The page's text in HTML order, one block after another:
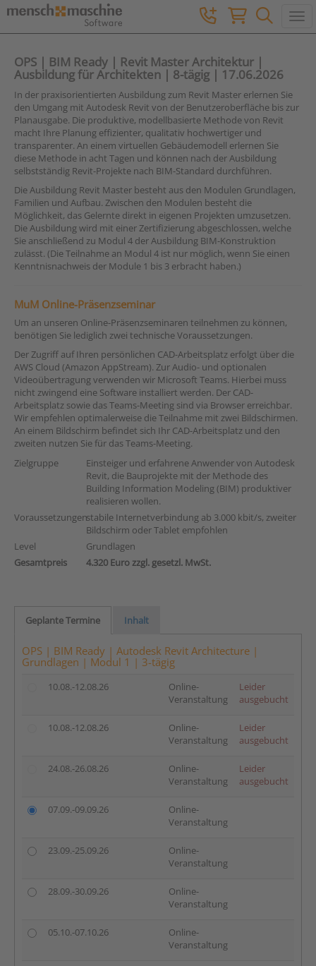
OPS | BIM Ready | Revit Master Architektur |
Ausbildung für Architekten | 8-tägig | 17.06.2026
In der praxisorientierten Ausbildung zum Revit Master erlernen Sie
den Umgang mit Autodesk Revit von der Benutzeroberfläche bis zur
Planausgabe. Die produktive, modellbasierte Methode von Revit
macht Ihre Planung effizienter, qualitativ hochwertiger und
transparenter. An einem virtuellen Gebäudemodell erlernen Sie
diese Methode in acht Tagen und können nach der Ausbildung
selbstständig Revit-Projekte nach BIM-Standard durchführen.
Die Ausbildung Revit Master besteht aus den Modulen Grundlagen,
Familien und Aufbau. Zwischen den Modulen besteht die
Möglichkeit, das Gelernte direkt in eigenen Projekten umzusetzen.
Die Ausbildung wird mit einer Zertifizierung abgeschlossen, welche
Sie anschließend zu Modul 4 der Ausbildung BIM-Konstruktion
zulässt. (Die Teilnahme an Modul 4 ist nur möglich, wenn Sie einen
Kenntnisnachweis der Module 1 bis 3 erbracht haben.)
MuM Online-Präsenzseminar
Um an unseren Online-Präsenzseminaren teilnehmen zu können,
benötigen Sie lediglich zwei technische Voraussetzungen.
Der Zugriff auf Ihren persönlichen CAD-Arbeitsplatz erfolgt über die
AWS Cloud (Amazon AppStream). Zur Audio- und optionalen
Videoübertragung verwenden wir Microsoft Teams. Hierbei muss
nicht zwingend eine Software installiert werden. Der CAD-
Arbeitsplatz sowie das Teams-Meeting sind via Browser erreichbar.
Wir empfehlen optimalerweise die Teilnahme mit zwei Bildschirmen.
An einem Bildschirm befindet sich Ihr CAD-Arbeitsplatz und den
zweiten nutzen Sie für das Teams-Meeting.
Zielgruppe
Einsteiger und erfahrene Anwender von Autodesk
Revit, die Bauprojekte mit der Methode des
Building Information Modeling (BIM) produktiver
realisieren wollen.
Voraussetzungenstabile Internetverbindung ab 3.000 kbit/s, zweiter
Bildschirm oder Tablet empfohlen
Level
Grundlagen
Gesamtpreis
4.320 Euro zzgl. gesetzl. MwSt.
Geplante Termine Inhalt
OPS | BIM Ready | Autodesk Revit Architecture |
Grundlagen | Modul 1 | 3-tägig
10.08.-12.08.26
Online-
Veranstaltung
Leider
ausgebucht
10.08.-12.08.26
Online-
Veranstaltung
Leider
ausgebucht
24.08.-26.08.26
Online-
Veranstaltung
Leider
ausgebucht
07.09.-09.09.26
Online-
Veranstaltung
23.09.-25.09.26
Online-
Veranstaltung
28.09.-30.09.26
Online-
Veranstaltung
05.10.-07.10.26
Online-
Veranstaltung